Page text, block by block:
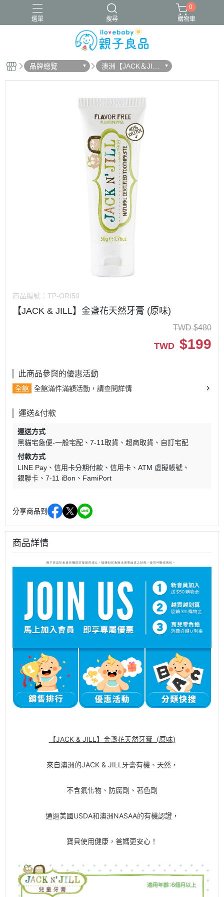
選單 搜尋
16吋腳踏車 ergobaby配件 寬口奶瓶
成長包巾卡片禮盒
0
購物車
品牌總覽
澳洲【JACK＆JIL
L】
商品編號： TP-ORI50
【JACK & JILL】金盞花天然牙膏 (原味)
TWD $480
TWD $199
此商品參與的優惠活動
全館 全館滿件滿額活動，請查閱詳情
運送&付款
運送方式
黑貓宅急便-一般宅配
7-11取貨 超商取貨
自訂宅配
付款方式
LINE Pay
信用卡分期付款 信用卡
ATM 虛擬帳號
銀聯卡
7-11 iBon FamiPort
分享商品到
商品詳情
【JACK & JILL】金盞花天然牙膏 (原味)
來自澳洲的JACK & JILL牙膏有機、天然，
不含氟化物、防腐劑、著色劑
通過美國USDA和澳洲NASAA的有機認證，
寶貝使用健康，爸媽更安心！